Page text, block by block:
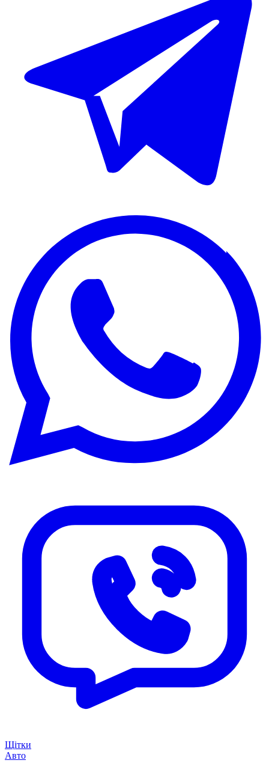
Щітки
Авто